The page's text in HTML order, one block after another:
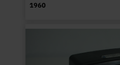
1960